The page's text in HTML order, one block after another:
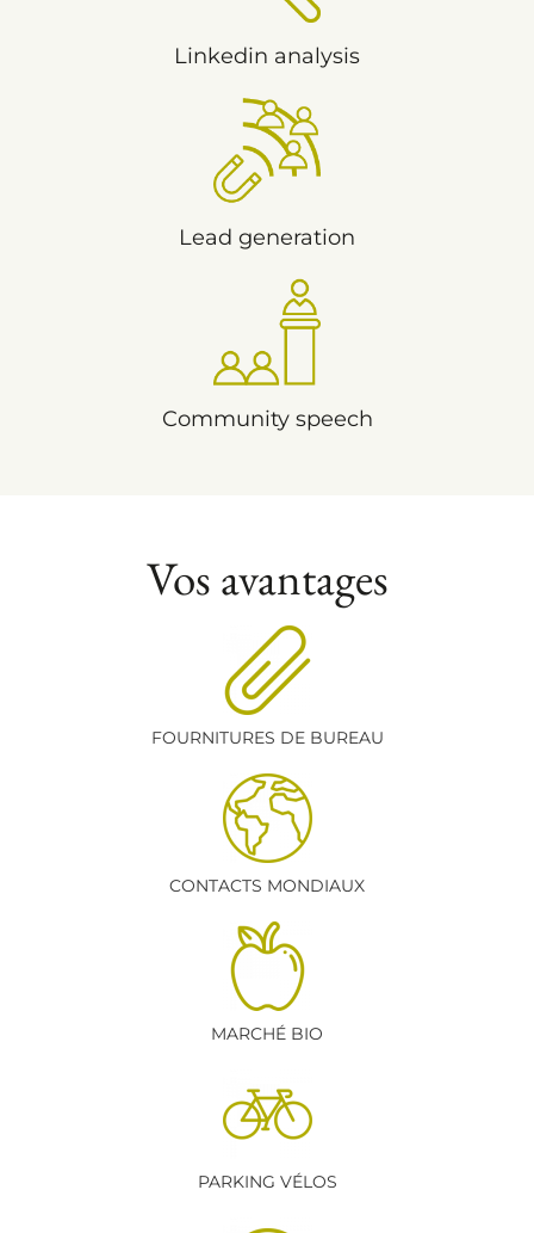
Linkedin analysis
Lead generation
Community speech
Vos avantages
FOURNITURES DE BUREAU
CONTACTS MONDIAUX
MARCHÉ BIO
PARKING VÉLOS